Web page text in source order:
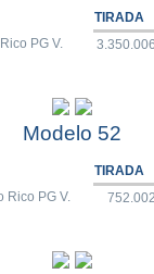
TIRADA
PG V.
Modelo 52
TIRADA
Rico PG V.